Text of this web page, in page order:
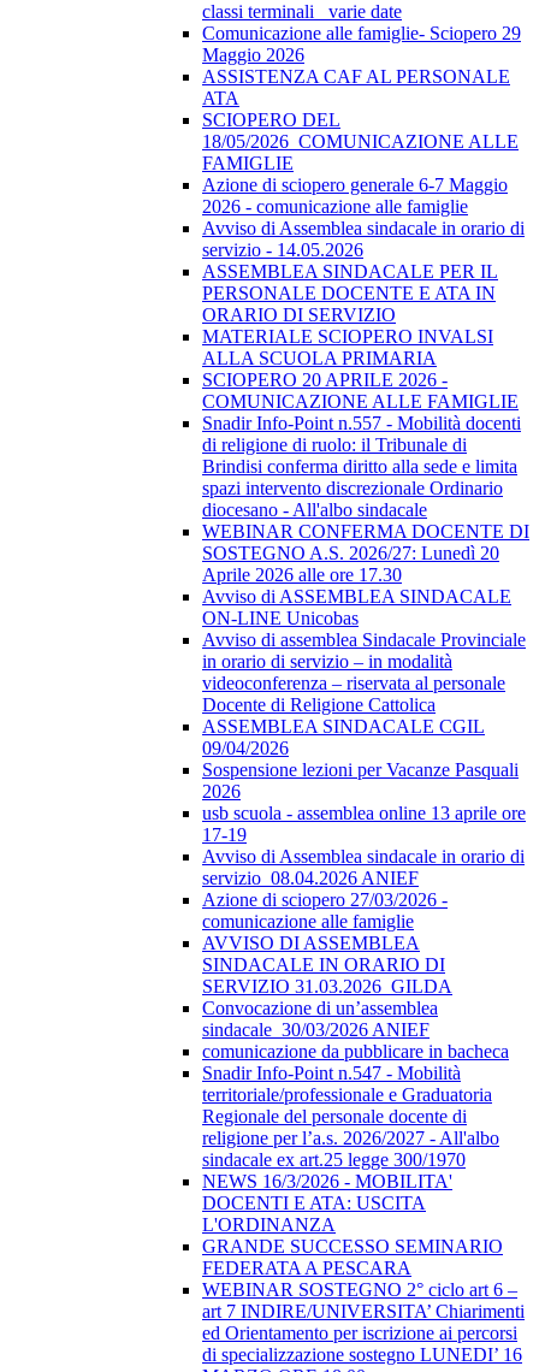
classi terminali_ varie date
Comunicazione alle famiglie- Sciopero 29
Maggio 2026
ASSISTENZA CAF AL PERSONALE
ATA
SCIOPERO DEL
18/05/2026_COMUNICAZIONE ALLE
FAMIGLIE
Azione di sciopero generale 6-7 Maggio
2026 - comunicazione alle famiglie
Avviso di Assemblea sindacale in orario di
servizio - 14.05.2026
ASSEMBLEA SINDACALE PER IL
PERSONALE DOCENTE E ATA IN
ORARIO DI SERVIZIO
MATERIALE SCIOPERO INVALSI
ALLA SCUOLA PRIMARIA
SCIOPERO 20 APRILE 2026 -
COMUNICAZIONE ALLE FAMIGLIE
Snadir Info-Point n.557 - Mobilità docenti
di religione di ruolo: il Tribunale di
Brindisi conferma diritto alla sede e limita
spazi intervento discrezionale Ordinario
diocesano - All'albo sindacale
WEBINAR CONFERMA DOCENTE DI
SOSTEGNO A.S. 2026/27: Lunedì 20
Aprile 2026 alle ore 17.30
Avviso di ASSEMBLEA SINDACALE
ON-LINE Unicobas
Avviso di assemblea Sindacale Provinciale
in orario di servizio – in modalità
videoconferenza – riservata al personale
Docente di Religione Cattolica
ASSEMBLEA SINDACALE CGIL
09/04/2026
Sospensione lezioni per Vacanze Pasquali
2026
usb scuola - assemblea online 13 aprile ore
17-19
Avviso di Assemblea sindacale in orario di
servizio_08.04.2026 ANIEF
Azione di sciopero 27/03/2026 -
comunicazione alle famiglie
AVVISO DI ASSEMBLEA
SINDACALE IN ORARIO DI
SERVIZIO 31.03.2026_GILDA
Convocazione di un’assemblea
sindacale_30/03/2026 ANIEF
comunicazione da pubblicare in bacheca
Snadir Info-Point n.547 - Mobilità
territoriale/professionale e Graduatoria
Regionale del personale docente di
religione per l’a.s. 2026/2027 - All'albo
sindacale ex art.25 legge 300/1970
NEWS 16/3/2026 - MOBILITA'
DOCENTI E ATA: USCITA
L'ORDINANZA
GRANDE SUCCESSO SEMINARIO
FEDERATA A PESCARA
WEBINAR SOSTEGNO 2° ciclo art 6 –
art 7 INDIRE/UNIVERSITA’ Chiarimenti
ed Orientamento per iscrizione ai percorsi
di specializzazione sostegno LUNEDI’ 16